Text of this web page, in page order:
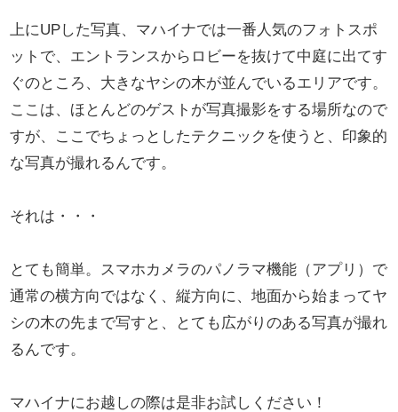
上にUPした写真、マハイナでは一番人気のフォトスポ
ットで、エントランスからロビーを抜けて中庭に出てす
ぐのところ、大きなヤシの木が並んでいるエリアです。
ここは、ほとんどのゲストが写真撮影をする場所なので
すが、ここでちょっとしたテクニックを使うと、印象的
な写真が撮れるんです。
それは・・・
とても簡単。スマホカメラのパノラマ機能（アプリ）で
通常の横方向ではなく、縦方向に、地面から始まってヤ
シの木の先まで写すと、とても広がりのある写真が撮れ
るんです。
マハイナにお越しの際は是非お試しください！